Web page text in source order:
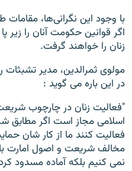
با وجود این نگرانی‌ها،
اگر قوانین حکومت آنان را زیر
زنان را خواهند گرفت.
مولوی ثمرالدین، مدیر
در این باره می گوید :
"فعالیت زنان در چارچوب
اسلامی مجاز است اگر مطابق
فعالیت کنند ما از کار شان
مخالف شریعت و اصول امارت
نمی کنیم بلکه آماده مسدود